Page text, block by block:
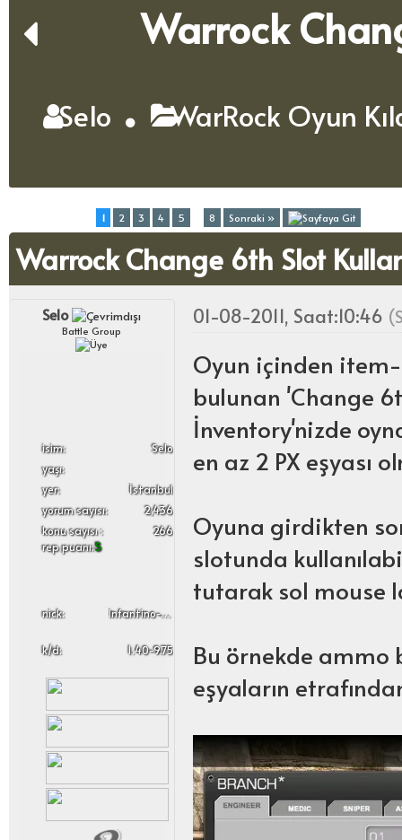
Warrock
Selo WarRock Oyun
1 2 3 4 5 8 Sonraki »
Warrock Change 6th Slot
Selo
Battle Group
i̇sim:
Selo
yaşı:
yer:
İstanbul
yorum sayısı:
2,436
konu sayısı :
266
rep puanı:5
nick: Infantino-Skypulszz
k/d: 1.40-9.75
01-08-2011, Saat:10:46
Oyun içinden
bulunan 'Change
İnventory'nizde
en az 2 PX eşyası
Oyuna girdikten
slotunda
tutarak sol mouse
Bu örnekde ammo
eşyaların